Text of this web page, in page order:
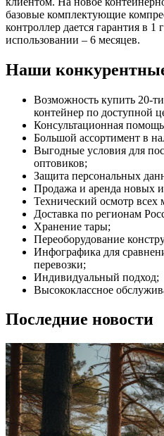
базовые комплектующие
контроллер дается гарантия в
использовании – 6 месяцев.
Наши
Возможность купить 20-
контейнер по доступной
Консультационная
Большой ассортимент в
Выгодные условия для
оптовиков;
Защита персональных
Продажа и аренда новых
Технический осмотр всех
Доставка по регионам
Хранение тары;
Переоборудование
Инфографика для
перевозки;
Индивидуальный подход;
Высококлассное
Последние новости